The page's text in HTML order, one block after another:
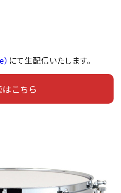
にて生配信いたします。
こちら